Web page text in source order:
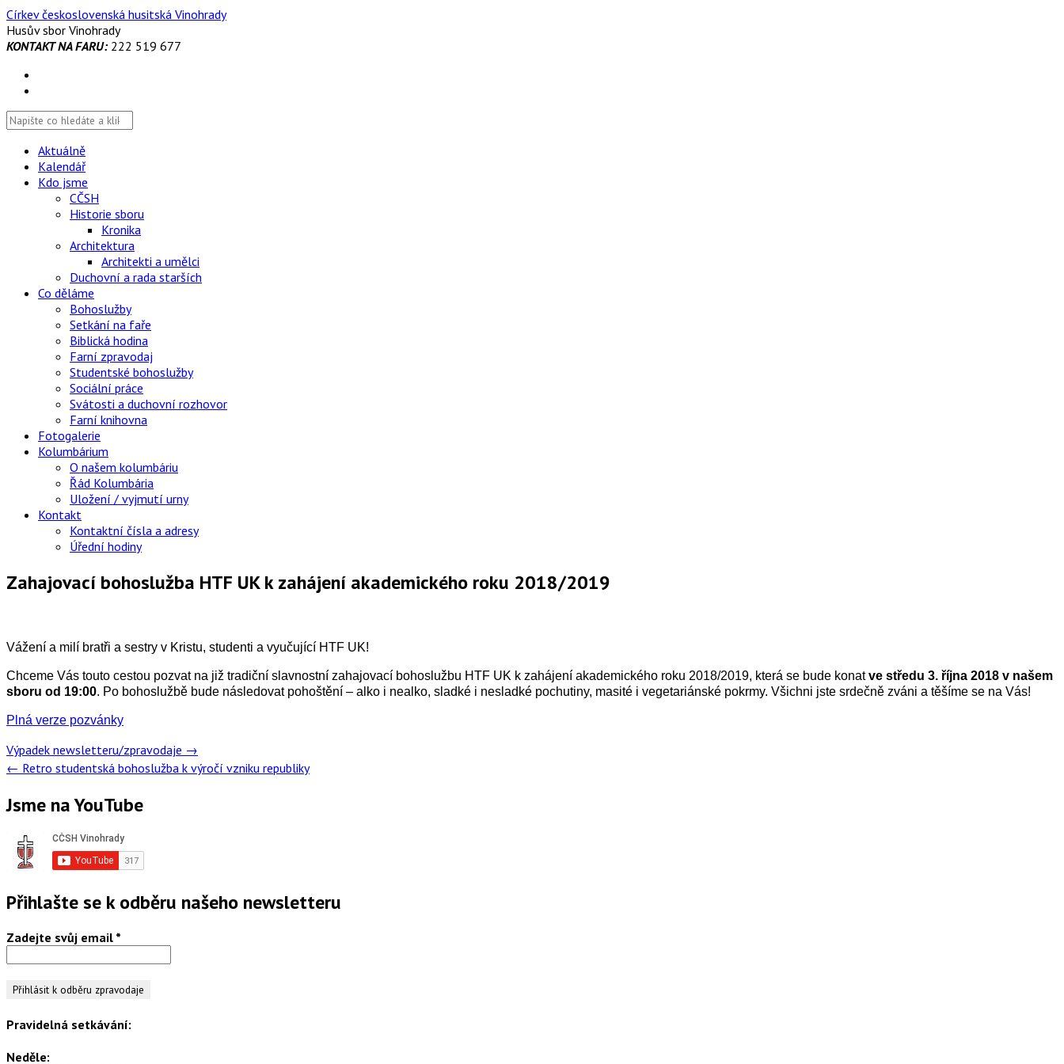
Skip
to
content
Církev československá husitská Vinohrady
Husův sbor Vinohrady
KONTAKT NA FARU:222 519 677
Aktuálně
Kalendář
Kdo jsme
CČSH
Historie sboru
Kronika
Architektura
Architekti a umělci
Duchovní a rada starších
Co děláme
Bohoslužby
Setkání na faře
Biblická hodina
Farní zpravodaj
Studentské bohoslužby
Sociální práce
Svátosti a duchovní rozhovor
Farní knihovna
Fotogalerie
Kolumbárium
O našem kolumbáriu
Řád Kolumbária
Uložení / vyjmutí urny
Kontakt
Kontaktní čísla a adresy
Úřední hodiny
Zahajovací bohoslužba HTF UK k zahájení akademického roku 2018/2019
Vážení a milí bratři a sestry v Kristu, studenti a vyučující HTF UK!
Chceme Vás touto cestou pozvat na již tradiční slavnostní zahajovací bohoslužbu HTF UK k zahájení akademického roku 2018/2019, která se bude konatve středu 3. října 2018 v našem
sboru od 19:00. Po bohoslužbě bude následovat pohoštění – alko i nealko, sladké i nesladké pochutiny, masité i vegetariánské pokrmy. Všichni jste srdečně zváni a těšíme se na Vás!
Plná verze pozvánky
Post
navigation
Výpadek newsletteru/zpravodaje →
← Retro studentská bohoslužba k výročí vzniku republiky
Jsme na YouTube
Přihlašte se k odběru našeho newsletteru
Zadejte svůj email *
Pravidelná setkávání:
Neděle: